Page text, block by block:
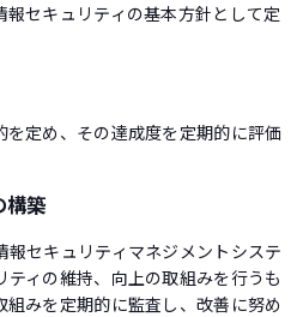
セキュリティの基本方針として定
定め、その達成度を定期的に評価
構築
セキュリティマネジメントシステ
ィの維持、向上の取組みを行うも
みを定期的に監査し、改善に努め